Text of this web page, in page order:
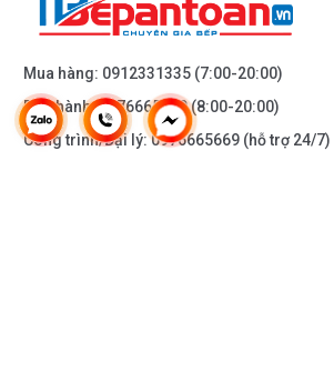
Mua hàng: 0912331335 (7:00-20:00)
Bảo hành:0976665669(8:00-20:00)
Công trình/Đại lý:0976665669 (hỗ trợ 24/7)